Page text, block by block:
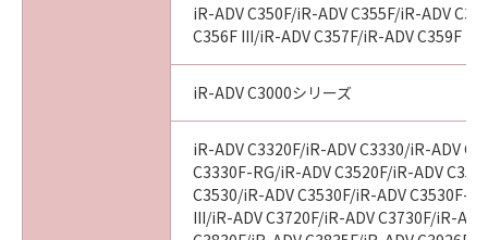
iR-ADV C350F/iR-ADV C355F/iR-ADV
C356F III/iR-ADV C357F/iR-ADV C359F
iR-ADV C3000シリーズ
iR-ADV C3320F/iR-ADV C3330/iR-ADV
C3330F-RG/iR-ADV C3520F/iR-ADV
C3530/iR-ADV C3530F/iR-ADV C3530F-
III/iR-ADV C3720F/iR-ADV C3730F/iR-